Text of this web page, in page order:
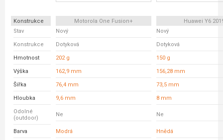
Konstrukce Motorola One Fusion+
Huawei Y6
Stav
Nový Nový
Konstrukce Dotyková Dotyková
Hmotnost 202 g 150 g
Výška 162,9 mm 156,28 mm
Šířka 76,4 mm 73,5 mm
Hloubka 9,6 mm 8 mm
Odolné
(outdoor)
Ne Ne
Barva Modrá Hnědá